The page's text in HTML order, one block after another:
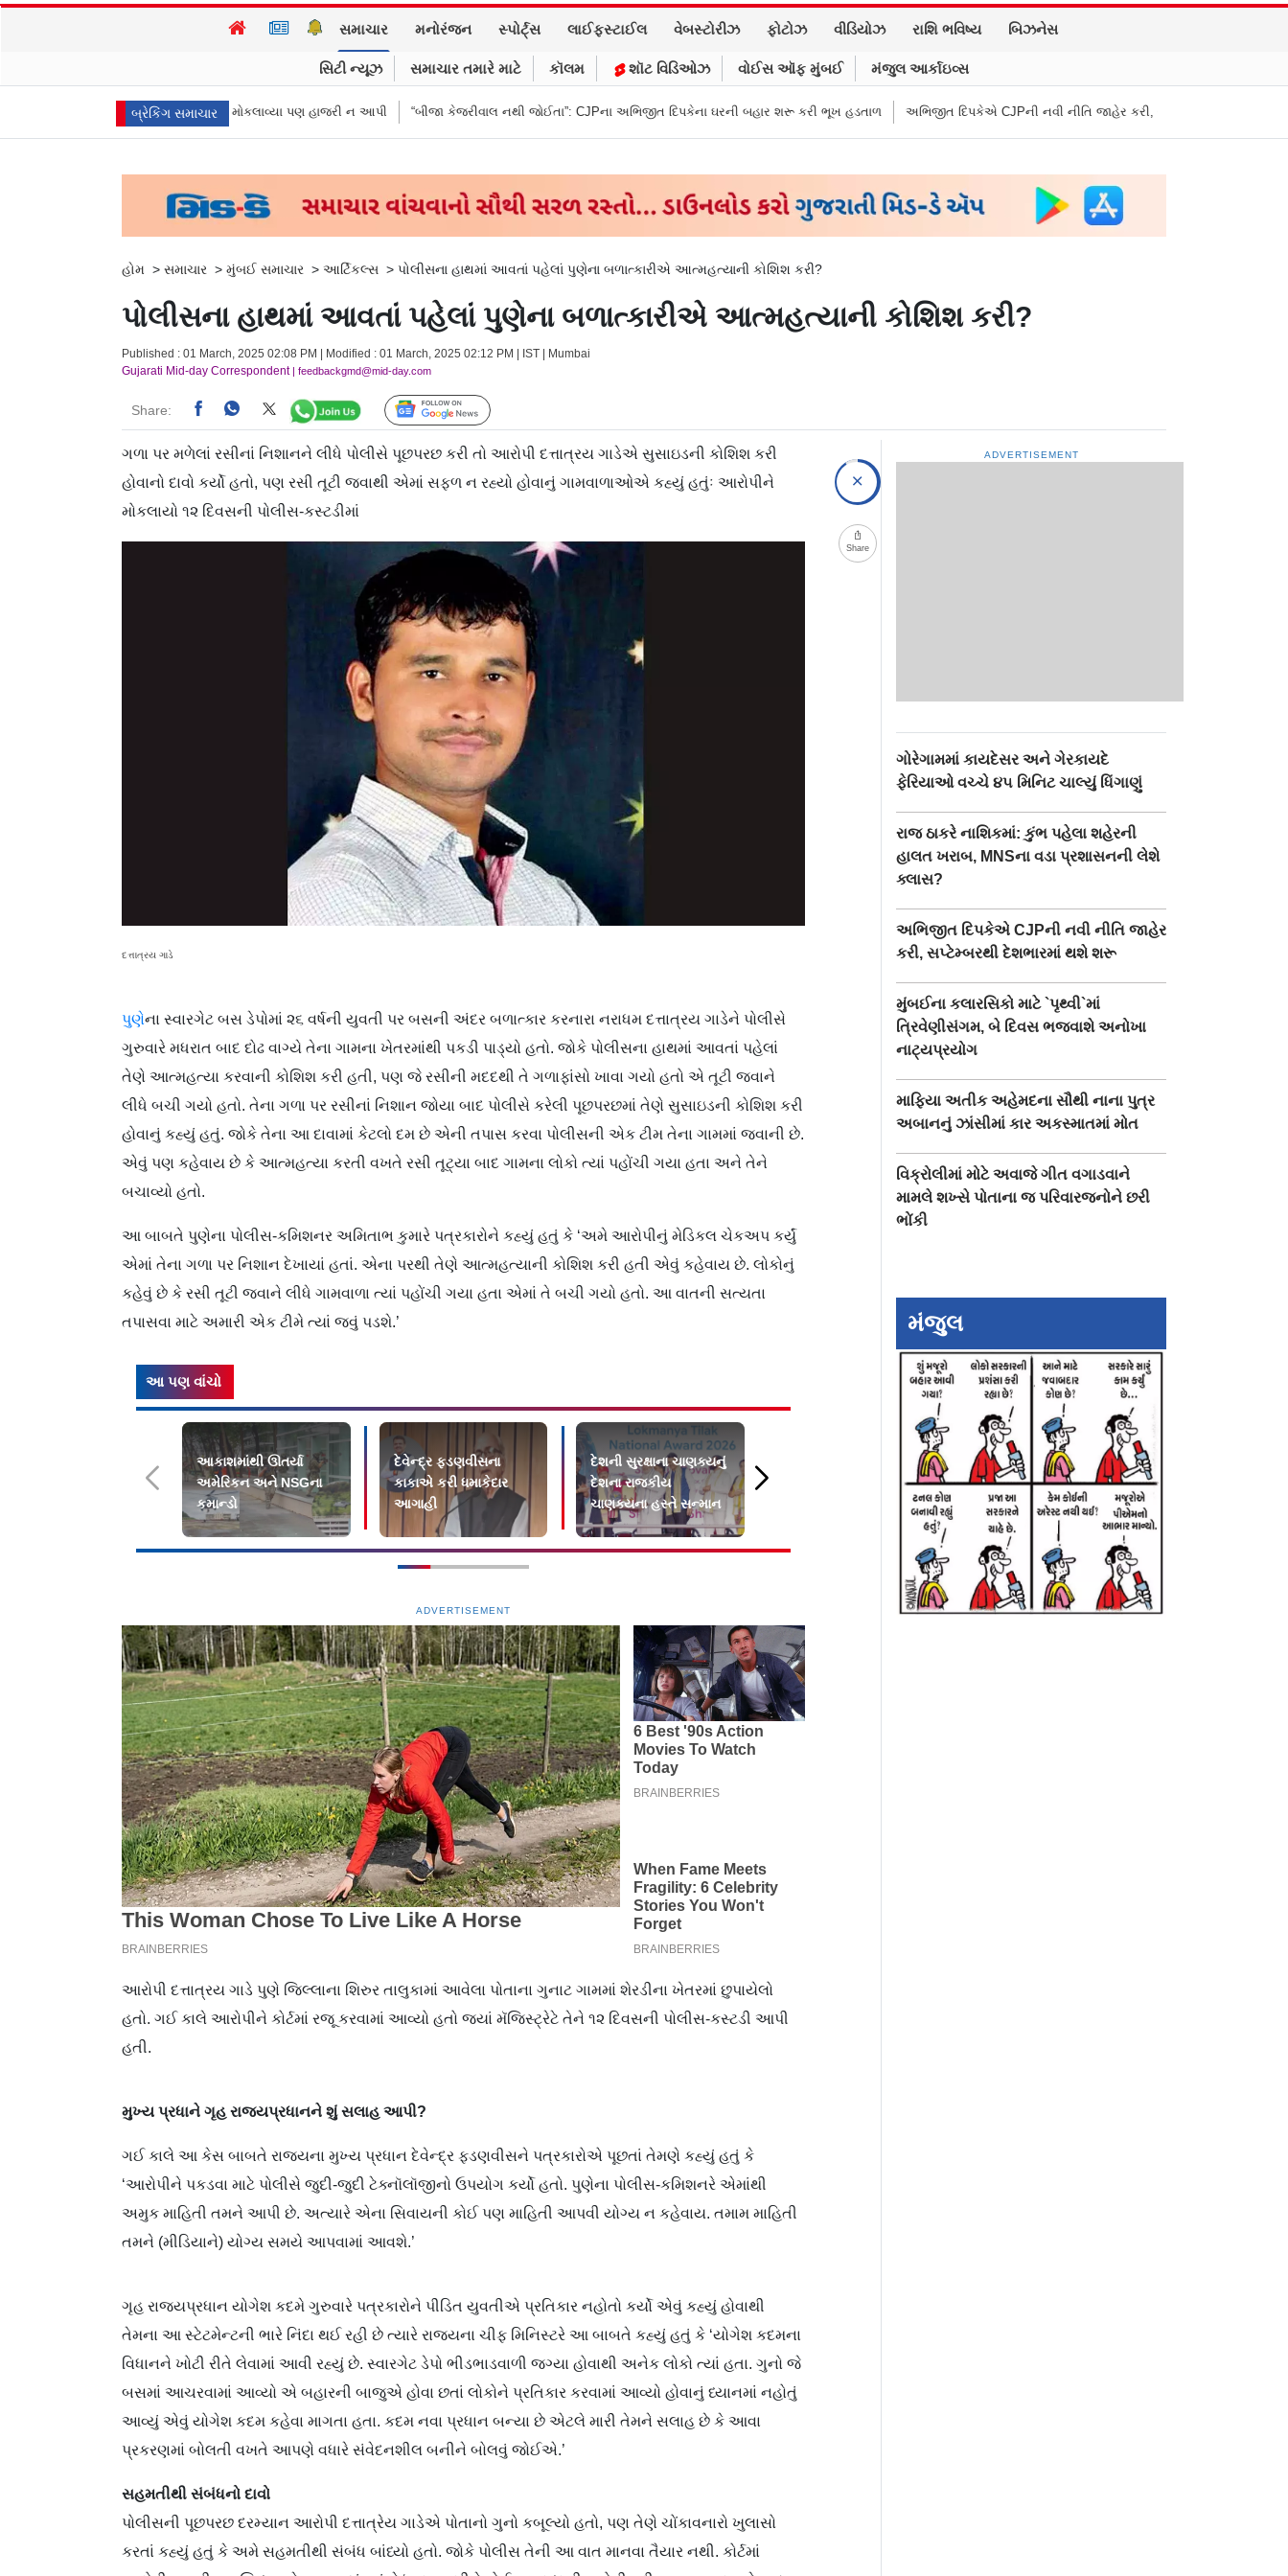
સમાચાર મનોરંજન સ્પોર્ટ્સ લાઈફસ્ટાઈલ વેબસ્ટોરીઝ ફોટોઝ વીડિયોઝ રાશિ ભવિષ્ય બિઝનેસ
સિટી ન્યૂઝ સમાચાર તમારે માટે કૉલમ શૉટ વિડિઓઝ વોઈસ ઑફ મુંબઈ મંજુલ આર્કાઇવ્સ
બ્રેકિંગ સમાચાર
જોયા, 3 દીકરીઓએ પૈસા મોકલાવ્યા પણ હાજરી ન આપી “બીજા કેજરીવાલ નથી જોઈતા”: CJPના અભિજીત દિપકેના ઘરની બહાર શરૂ કરી ભૂખ હડતાળ અભિજીત દિપકેએ CJPની નવી નીતિ જાહેર કરી, સપ્ટેમ્બરથી દેશભારમાં થશે શરૂ
હોમ > સમાચાર > મુંબઈ સમાચાર > આર્ટિકલ્સ > પોલીસના હાથમાં આવતાં પહેલાં પુણેના બળાત્કારીએ આત્મહત્યાની કોશિશ કરી?
પોલીસના હાથમાં આવતાં પહેલાં પુણેના બળાત્કારીએ આત્મહત્યાની કોશિશ કરી?
Published : 01 March, 2025 02:08 PM | Modified : 01 March, 2025 02:12 PM | IST | Mumbai
Gujarati Mid-day Correspondent| feedbackgmd@mid-day.com
Share: Follow Us
ગળા પર મળેલાં રસીનાં નિશાનને લીધે પોલીસે પૂછપરછ કરી તો આરોપી દત્તાત્રય ગાડેએ સુસાઇડની કોશિશ કરી
હોવાનો દાવો કર્યો હતો, પણ રસી તૂટી જવાથી એમાં સફળ ન રહ્યો હોવાનું ગામવાળાઓએ કહ્યું હતુંઃ આરોપીને
મોકલાયો ૧૨ દિવસની પોલીસ-કસ્ટડીમાં
દત્તાત્રય ગાડે
પુણેના સ્વારગેટ બસ ડેપોમાં ૨૬ વર્ષની યુવતી પર બસની અંદર બળાત્કાર કરનારા નરાધમ દત્તાત્રય ગાડેને પોલીસે
ગુરુવારે મધરાત બાદ દોઢ વાગ્યે તેના ગામના ખેતરમાંથી પકડી પાડ્યો હતો. જોકે પોલીસના હાથમાં આવતાં પહેલાં
તેણે આત્મહત્યા કરવાની કો‌શિશ કરી હતી, પણ જે રસીની મદદથી તે ગળાફાંસો ખાવા ગયો હતો એ તૂટી જવાને
લીધે બચી ગયો હતો. તેના ગળા પર રસીનાં નિશાન જોયા બાદ પોલીસે કરેલી પૂછપરછમાં તેણે સુસાઇડની કોશિશ કરી
હોવાનું કહ્યું હતું. જોકે તેના આ દાવામાં કેટલો દમ છે એની તપાસ કરવા પોલીસની એક ટીમ તેના ગામમાં જવાની છે.
એવું પણ કહેવાય છે કે આત્મહત્યા કરતી વખતે રસી તૂટ્યા બાદ ગામના લોકો ત્યાં પહોંચી ગયા હતા અને તેને
બચાવ્યો હતો.
આ બાબતે પુણેના પોલીસ-કમિશનર અમિતાભ કુમારે પત્રકારોને કહ્યું હતું કે ‘અમે આરોપીનું મેડિકલ ચેકઅપ કર્યું
એમાં તેના ગળા પર નિશાન દેખાયાં હતાં. એના પરથી તેણે આત્મહત્યાની કોશિશ કરી હતી એવું કહેવાય છે. લોકોનું
કહેવું છે કે રસી તૂટી જવાને લીધે ગામવાળા ત્યાં પહોંચી ગયા હતા એમાં તે બચી ગયો હતો. આ વાતની સત્યતા
તપાસવા માટે અમારી એક ટીમે ત્યાં જવું પડશે.’
આ પણ વાંચો
આકાશમાંથી ઊતર્યા
અમેરિકન અને NSGના
કમાન્ડો
દેવેન્દ્ર ફડણવીસના
કાકાએ કરી ધમાકેદાર
આગાહી
દેશની સુરક્ષાના ચાણક્યનું
દેશના રાજકીય
ચાણક્યના હસ્તે સન્માન
એક સાઇબર ઠગ પકડાયો
અને પકડાયું
આંતરરાષ્ટ્રીય સાઇબર
ફ્રૉડ નેટવર્ક
ADVERTISEMENT
આરોપી દત્તાત્રય ગાડે પુણે જિલ્લાના શિરુર તાલુકામાં આવેલા પોતાના ગુનાટ ગામમાં શેરડીના ખેતરમાં છુપાયેલો
હતો. ગઈ કાલે આરોપીને કોર્ટમાં રજૂ કરવામાં આવ્યો હતો જ્યાં મૅજિસ્ટ્રેટે તેને ૧૨ દિવસની પોલીસ-કસ્ટડી આપી
હતી.
મુખ્ય પ્રધાને ગૃહ રાજ્યપ્રધાનને શું સલાહ આપી?
ગઈ કાલે આ કેસ બાબતે રાજ્યના મુખ્ય પ્રધાન દેવેન્દ્ર ફડણવીસને પત્રકારોએ પૂછતાં તેમણે કહ્યું હતું કે
‘આરોપીને પકડવા માટે પોલીસે જુદી-જુદી ટેક્નૉલૉજીનો ઉપયોગ કર્યો હતો. પુણેના પોલીસ-કમિશનરે એમાંથી
અમુક માહિતી તમને આપી છે. અત્યારે એના સિવાયની કોઈ પણ માહિતી આપવી યોગ્ય ન કહેવાય. તમામ માહિતી
તમને (મીડિયાને) યોગ્ય સમયે આપવામાં આવશે.’
ગૃહ રાજ્યપ્રધાન યોગેશ કદમે ગુરુવારે પત્રકારોને પીડિત યુવતીએ પ્રતિકાર નહોતો કર્યો એવું કહ્યું હોવાથી
તેમના આ સ્ટેટમેન્ટની ભારે નિંદા થઈ રહી છે ત્યારે રાજ્યના ચીફ મિનિસ્ટરે આ બાબતે કહ્યું હતું કે ‘યોગેશ કદમના
વિધાનને ખોટી રીતે લેવામાં આવી રહ્યું છે. સ્વારગેટ ડેપો ભીડભાડવાળી જગ્યા હોવાથી અનેક લોકો ત્યાં હતા. ગુનો જે
બસમાં આચરવામાં આવ્યો એ બહારની બાજુએ હોવા છતાં લોકોને પ્રતિકાર કરવામાં આવ્યો હોવાનું ધ્યાનમાં નહોતું
આવ્યું એવું યોગેશ કદમ કહેવા માગતા હતા. કદમ નવા પ્રધાન બન્યા છે એટલે મારી તેમને સલાહ છે કે આવા
પ્રકરણમાં બોલતી વખતે આપણે વધારે સંવેદનશીલ બનીને બોલવું જોઈએ.’
સહમતીથી સંબંધનો દાવો
પોલીસની પૂછપરછ દરમ્યાન આરોપી દત્તાત્રેય ગાડેએ પોતાનો ગુનો કબૂલ્યો હતો, પણ તેણે ચોંકાવનારો ખુલાસો
કરતાં કહ્યું હતું કે અમે સહમતીથી સંબંધ બાંધ્યો હતો. જોકે પોલીસ તેની આ વાત માનવા તૈયાર નથી. કોર્ટમાં
Share
ADVERTISEMENT
ગોરેગામમાં કાયદેસર અને ગેરકાયદે
ફેરિયાઓ વચ્ચે ૪૫ મિનિટ ચાલ્યું ધિંગાણું
રાજ ઠાકરે નાશિકમાં: કુંભ પહેલા શહેરની
હાલત ખરાબ, MNSના વડા પ્રશાસનની લેશે
ક્લાસ?
અભિજીત દિપકેએ CJPની નવી નીતિ જાહેર
કરી, સપ્ટેમ્બરથી દેશભારમાં થશે શરૂ
મુંબઈના કલારસિકો માટે `પૃથ્વી`માં
ત્રિવેણીસંગમ, બે દિવસ ભજવાશે અનોખા
નાટ્યપ્રયોગ
માફિયા અતીક અહેમદના સૌથી નાના પુત્ર
અબાનનું ઝાંસીમાં કાર અકસ્માતમાં મોત
વિક્રોલીમાં મોટે અવાજે ગીત વગાડવાને
મામલે શખ્સે પોતાના જ પરિવારજનોને છરી
ભોંકી
મંજુલ